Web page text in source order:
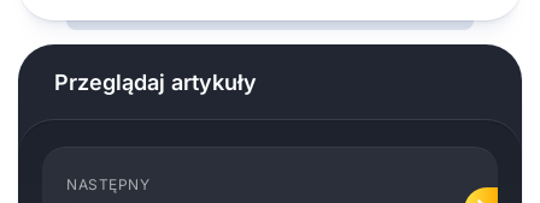
Przeglądaj artykuły
NASTĘPNY